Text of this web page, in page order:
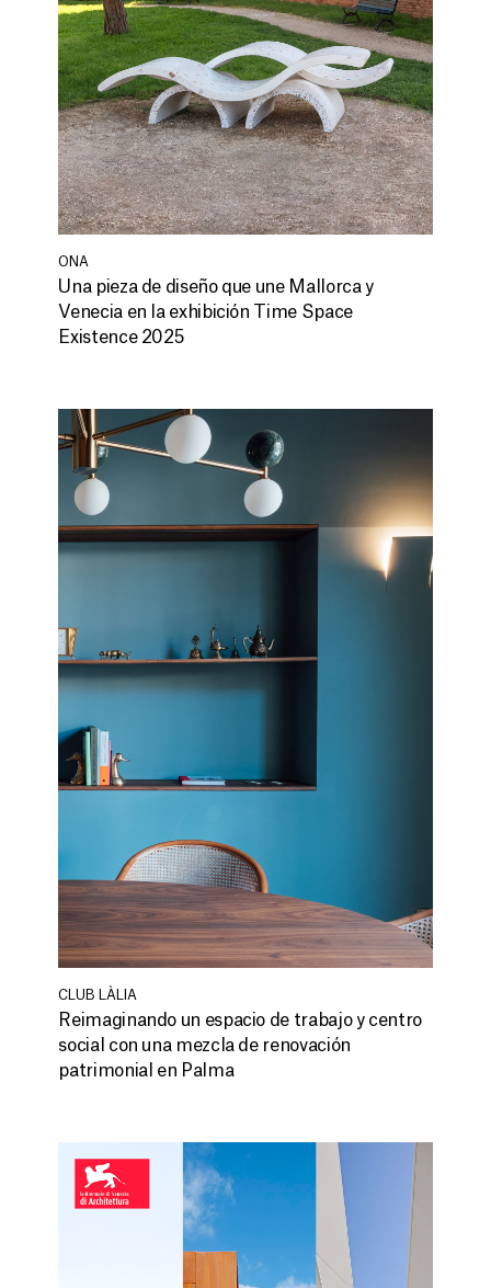
PROYECTOS
CONTACTO
ONA
Una pieza de diseño que une Mallorca y
Venecia en la exhibición Time Space
Existence 2025
CLUB LÀLIA
Reimaginando un espacio de trabajo y centro
social con una mezcla de renovación
patrimonial en Palma